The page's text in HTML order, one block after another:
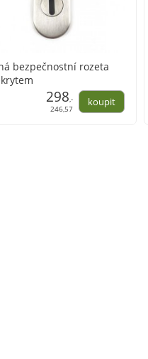
bezpečnostní rozeta
298,-
246,57